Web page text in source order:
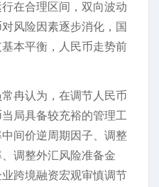
在合理区间，双向波动
风险因素逐步消化，国
本平衡，人民币走势前
冉认为，在调节人民币
局具备较充裕的管理工
间价逆周期因子、调整
调整外汇风险准备金
跨境融资宏观审慎调节